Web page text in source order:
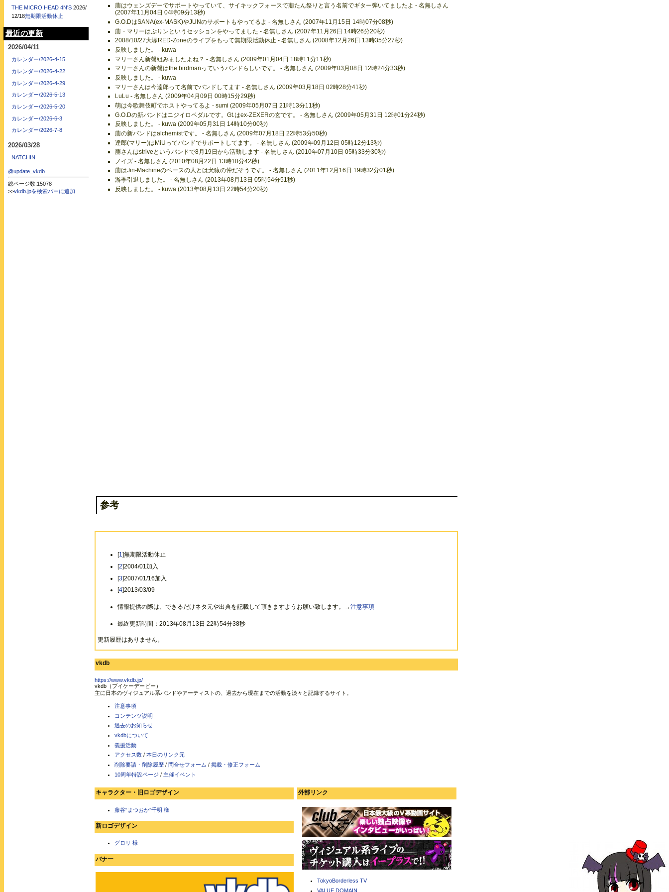
萠はウェンズデーでサポートやっていて、サイキックフォースで萠たん祭りと言う名前でギター弾いてましたよ - 名無しさん
(2007年11月04日 04時09分13秒)
G.O.DはSANA(ex-MASK)やJUNのサポートもやってるよ - 名無しさん (2007年11月15日 14時07分08秒)
萠・マリーはぷりンというセッションをやってました - 名無しさん (2007年11月26日 14時26分20秒)
2008/10/27大塚RED-Zoneのライブをもって無期限活動休止 - 名無しさん (2008年12月26日 13時35分27秒)
反映しました。 - kuwa
マリーさん新盤組みましたよね？ - 名無しさん (2009年01月04日 18時11分11秒)
マリーさんの新盤はthe birdmanっていうバンドらしいです。 - 名無しさん (2009年03月08日 12時24分33秒)
反映しました。 - kuwa
マリーさんは今達郎って名前でバンドしてます - 名無しさん (2009年03月18日 02時28分41秒)
LuLu - 名無しさん (2009年04月09日 00時15分29秒)
萌は今歌舞伎町でホストやってるよ - sumi (2009年05月07日 21時13分11秒)
G.O.Dの新バンドはニジイロペダルです。Gt.はex-ZEXERの玄です。 - 名無しさん (2009年05月31日 12時01分24秒)
反映しました。 - kuwa (2009年05月31日 14時10分00秒)
萠の新バンドはalchemistです。 - 名無しさん (2009年07月18日 22時53分50秒)
達郎(マリー)はMiUってバンドでサポートしてます。 - 名無しさん (2009年09月12日 05時12分13秒)
萠さんはstriveというバンドで8月19日から活動します - 名無しさん (2010年07月10日 05時33分30秒)
ノイズ - 名無しさん (2010年08月22日 13時10分42秒)
萠はJin-Machineのベースの人とは犬猿の仲だそうです。 - 名無しさん (2011年12月16日 19時32分01秒)
游季引退しました。 - 名無しさん (2013年08月13日 05時54分51秒)
反映しました。 - kuwa (2013年08月13日 22時54分20秒)
参考
[1]無期限活動休止
[2]2004/01加入
[3]2007/01/16加入
[4]2013/03/09
情報提供の際は、できるだけネタ元や出典を記載して頂きますようお願い致します。→注意事項
最終更新時間：2013年08月13日 22時54分38秒
更新履歴はありません。
vkdb
https://www.vkdb.jp/
vkdb（ブイケーデービー）
主に日本のヴィジュアル系バンドやアーティストの、過去から現在までの活動を淡々と記録するサイト。
注意事項
コンテンツ説明
過去のお知らせ
vkdbについて
義援活動
アクセス数 / 本日のリンク元
削除要請・削除履歴 / 問合せフォーム / 掲載・修正フォーム
10周年特設ページ / 主催イベント
キャラクター・旧ロゴデザイン
藤谷“まつおか”千明 様
新ロゴデザイン
グロリ 様
バナー
外部リンク
TokyoBorderless TV
VALUE DOMAIN
THE MICRO HEAD 4N'S 2026/
12/18無期限活動休止
最近の更新
2026/04/11
カレンダー/2026-4-15
カレンダー/2026-4-22
カレンダー/2026-4-29
カレンダー/2026-5-13
カレンダー/2026-5-20
カレンダー/2026-6-3
カレンダー/2026-7-8
2026/03/28
NATCHIN
@update_vkdb
総ページ数:15078
>>vkdb.jpを検索バーに追加